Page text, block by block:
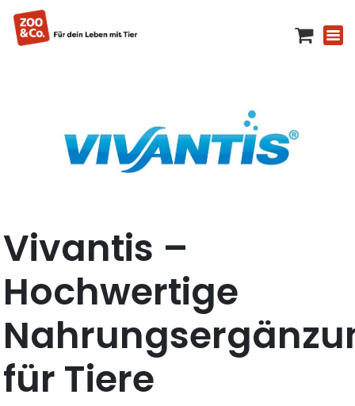
Vivantis –
Hochwertige
für Tiere